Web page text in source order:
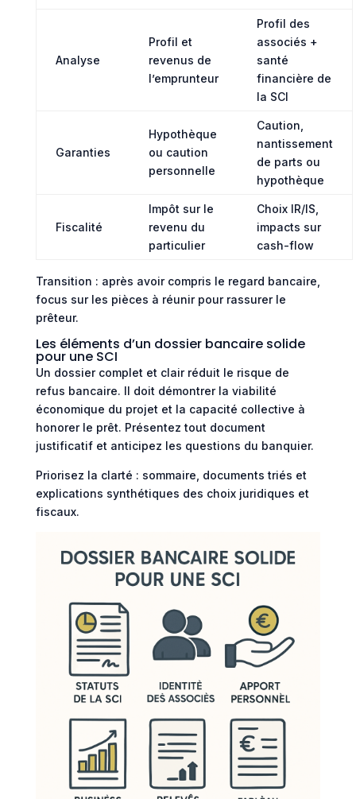
Analyse
Profil et
revenus de
l’emprunteur
Profil des
associés +
santé
financière de
la SCI
Garanties
Hypothèque
ou caution
personnelle
Caution,
nantissement
de parts ou
hypothèque
Fiscalité
Impôt sur le
revenu du
particulier
Choix IR/IS,
impacts sur
cash-flow
Transition : après avoir compris le regard bancaire,
focus sur les pièces à réunir pour rassurer le
prêteur.
Les éléments d’un dossier bancaire solide
pour une SCI
Un dossier complet et clair réduit le risque de
refus bancaire. Il doit démontrer la viabilité
économique du projet et la capacité collective à
honorer le prêt. Présentez tout document
justificatif et anticipez les questions du banquier.
Priorisez la clarté : sommaire, documents triés et
explications synthétiques des choix juridiques et
fiscaux.